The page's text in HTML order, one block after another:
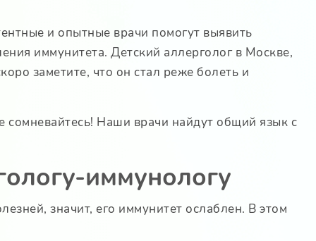
и опытные врачи помогут выявить
иммунитета. Детский аллерголог в Москве,
заметите, что он стал реже болеть и
Наши врачи найдут общий язык с
иммунологу
значит, его иммунитет ослаблен. В этом